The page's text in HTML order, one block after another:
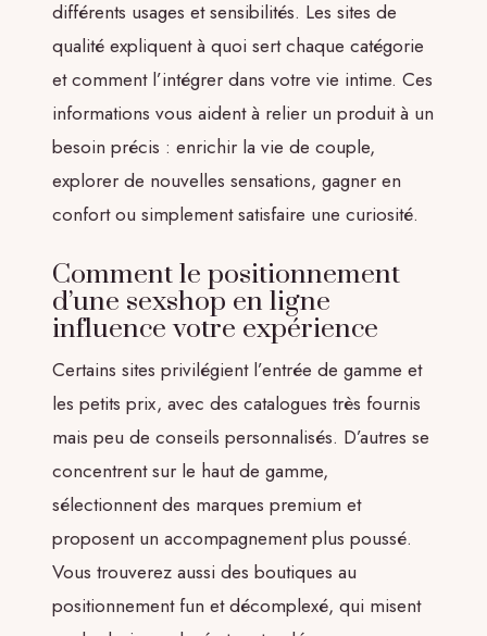
différents usages et sensibilités. Les sites de
qualité expliquent à quoi sert chaque catégorie
et comment l’intégrer dans votre vie intime. Ces
informations vous aident à relier un produit à un
besoin précis : enrichir la vie de couple,
explorer de nouvelles sensations, gagner en
confort ou simplement satisfaire une curiosité.
Comment le positionnement
d’une sexshop en ligne
influence votre expérience
Certains sites privilégient l’entrée de gamme et
les petits prix, avec des catalogues très fournis
mais peu de conseils personnalisés. D’autres se
concentrent sur le haut de gamme,
sélectionnent des marques premium et
proposent un accompagnement plus poussé.
Vous trouverez aussi des boutiques au
positionnement fun et décomplexé, qui misent